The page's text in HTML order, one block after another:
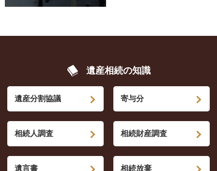
遺産相続の知識
遺産分割協議 寄与分
相続人調査 相続財産調査
遺言書 相続放棄